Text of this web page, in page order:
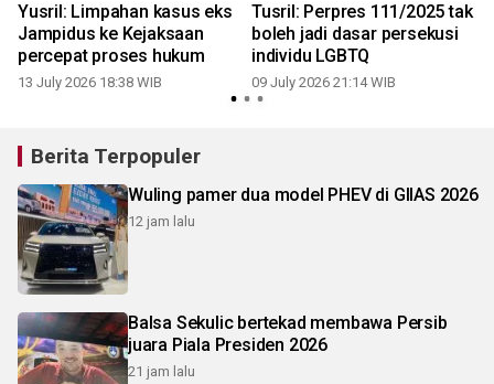
Yusril: Limpahan kasus eks
Jampidus ke Kejaksaan
percepat proses hukum
13 July 2026 18:38 WIB
Tusril: Perpres 111/2025 tak
boleh jadi dasar persekusi
individu LGBTQ
09 July 2026 21:14 WIB
Berita Terpopuler
Wuling pamer dua model PHEV di GIIAS 2026
12 jam lalu
Balsa Sekulic bertekad membawa Persib
juara Piala Presiden 2026
21 jam lalu